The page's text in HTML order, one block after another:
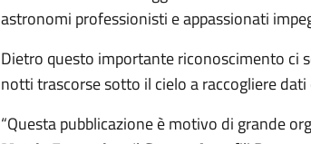
astronomi professionisti e appassionati
Dietro questo importante riconoscimento ci
notti trascorse sotto il cielo a raccogliere
“Questa pubblicazione è motivo di grande